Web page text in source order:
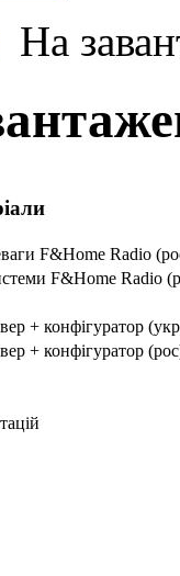
На
F&Home Radio
F&Home Radio
+ конфігуратор
+ конфігуратор